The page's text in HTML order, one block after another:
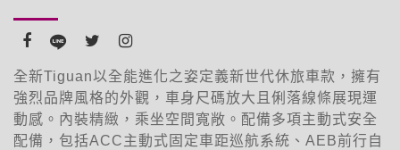
全新Tiguan以全能進化之姿定義新世代休旅車款，擁有
強烈品牌風格的外觀，車身尺碼放大且俐落線條展現運
動感。內裝精緻，乘坐空間寬敞。配備多項主動式安全
配備，包括ACC主動式固定車距巡航系統、AEB前行自